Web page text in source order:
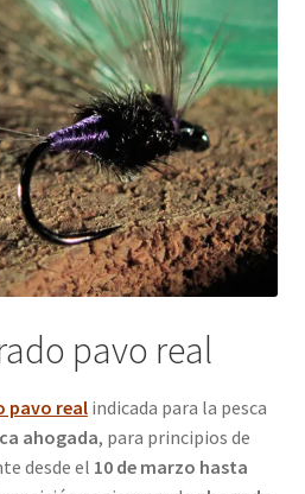
de León
pavo real
pavo realindicada para la pesca
ahogada, para principios de
desde el 10 de marzo hasta